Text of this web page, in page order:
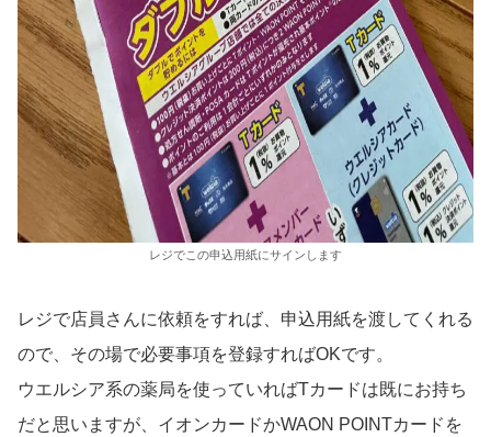
レジでこの申込用紙にサインします
レジで店員さんに依頼をすれば、申込用紙を渡してくれる
ので、その場で必要事項を登録すればOKです。
ウエルシア系の薬局を使っていればTカードは既にお持ち
だと思いますが、イオンカードかWAON POINTカードを